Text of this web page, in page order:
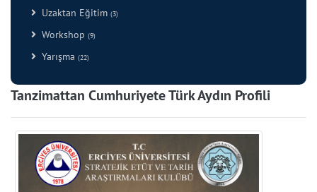
Uzaktan Eğitim (3)
Workshop (9)
Yarışma (22)
Tanzimattan Cumhuriyete Türk Aydın Profili